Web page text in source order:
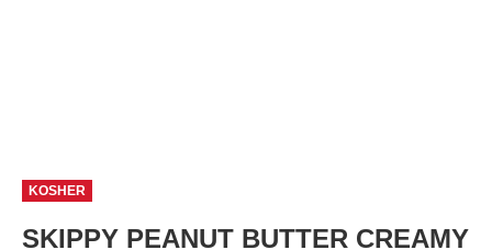
KOSHER
SKIPPY PEANUT BUTTER CREAMY